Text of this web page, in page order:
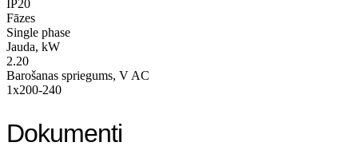
IP20
Fāzes
Single phase
Jauda, kW
2.20
Barošanas spriegums, V AC
1x200-240
Dokumenti